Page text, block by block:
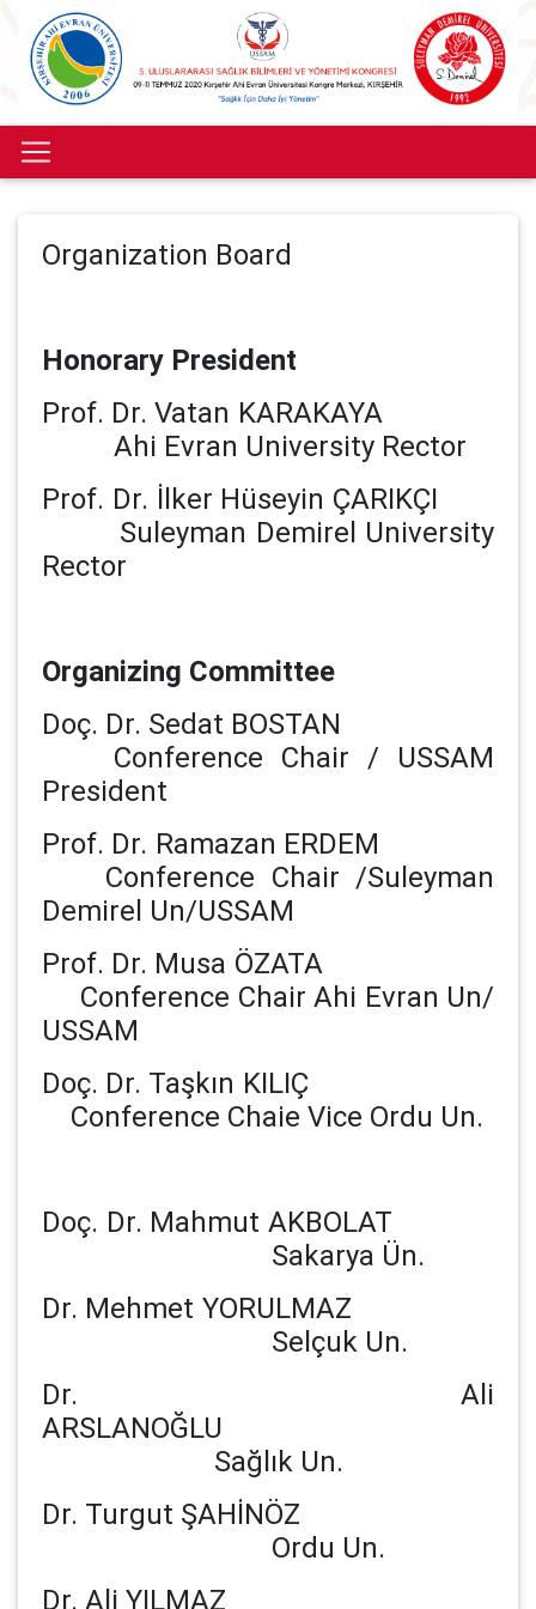
Organization Board
Honorary President
Prof. Dr. Vatan KARAKAYA
Ahi Evran University Rector
Prof. Dr. İlker Hüseyin ÇARIKÇI
Suleyman Demirel University
Rector
Organizing Committee
Doç. Dr. Sedat BOSTAN
Conference Chair / USSAM
President
Prof. Dr. Ramazan ERDEM
Conference Chair /Suleyman
Demirel Un/USSAM
Prof. Dr. Musa ÖZATA
Conference Chair Ahi Evran Un/
USSAM
Doç. Dr. Taşkın KILIÇ
Conference Chaie Vice Ordu Un.
Doç. Dr. Mahmut AKBOLAT
Sakarya Ün.
Dr. Mehmet YORULMAZ
Selçuk Un.
Dr. Ali
ARSLANOĞLU
Sağlık Un.
Dr. Turgut ŞAHİNÖZ
Ordu Un.
Dr. Ali YILMAZ